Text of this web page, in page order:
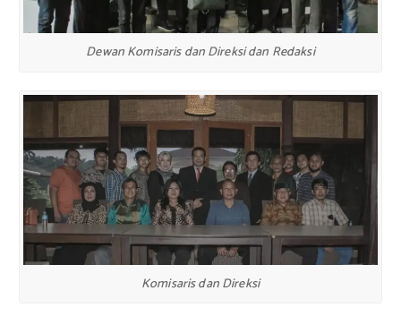
Dewan Komisaris dan Direksi dan Redaksi
Komisaris dan Direksi